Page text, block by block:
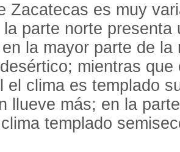
Zacatecas es muy
parte norte presenta
la mayor parte de la
mientras que
el clima es templado
llueve más; en la
templado